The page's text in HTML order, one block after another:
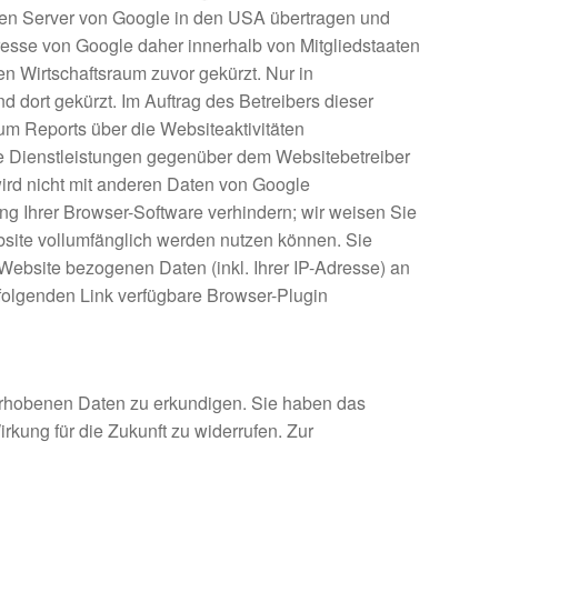
Server von Google in den USA übertragen und
von Google daher innerhalb von Mitgliedstaaten
Wirtschaftsraum zuvor gekürzt. Nur in
dort gekürzt. Im Auftrag des Betreibers dieser
Reports über die Websiteaktivitäten
gegenüber dem Websitebetreiber
nicht mit anderen Daten von Google
Ihrer Browser-Software verhindern; wir weisen Sie
vollumfänglich werden nutzen können. Sie
bezogenen Daten (inkl. Ihrer IP-Adresse) an
Link verfügbare Browser-Plugin
Daten zu erkundigen. Sie haben das
für die Zukunft zu widerrufen. Zur